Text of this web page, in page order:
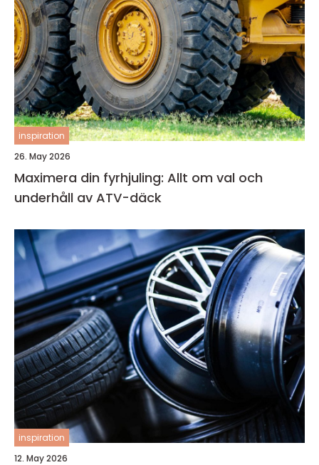
inspiration
26. May 2026
Maximera din fyrhjuling: Allt om val och
underhåll av ATV-däck
inspiration
12. May 2026